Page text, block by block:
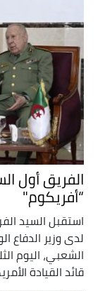
الفريق أول
“أفريكوم"
استقبل السيد
لدى وزير الدفاع
الشعبي، اليوم
قائد القيادة